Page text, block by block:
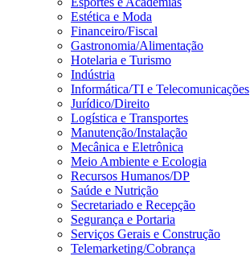
Estética e Moda
Financeiro/Fiscal
Gastronomia/Alimentação
Hotelaria e Turismo
Indústria
Informática/TI e Telecomunicações
Jurídico/Direito
Logística e Transportes
Manutenção/Instalação
Mecânica e Eletrônica
Meio Ambiente e Ecologia
Recursos Humanos/DP
Saúde e Nutrição
Secretariado e Recepção
Segurança e Portaria
Serviços Gerais e Construção
Telemarketing/Cobrança